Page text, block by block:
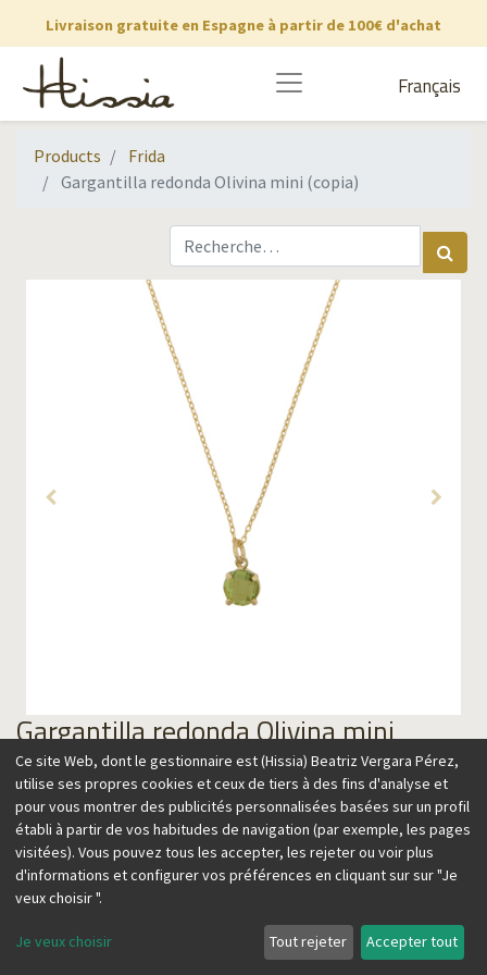
Livraison gratuite en Espagne à partir de 100€ d'achat
Français
Products
Frida
Gargantilla redonda Olivina mini (copia)
Gargantilla redonda Olivina mini
(copia)
139,00€
Ajouter au panier
Ce site Web, dont le gestionnaire est (Hissia) Beatriz Vergara Pérez,
utilise ses propres cookies et ceux de tiers à des fins d'analyse et
pour vous montrer des publicités personnalisées basées sur un profil
établi à partir de vos habitudes de navigation (par exemple, les pages
visitées). Vous pouvez tous les accepter, les rejeter ou voir plus
d'informations et configurer vos préférences en cliquant sur sur "Je
veux choisir ".
Je veux choisir Tout rejeter Accepter tout